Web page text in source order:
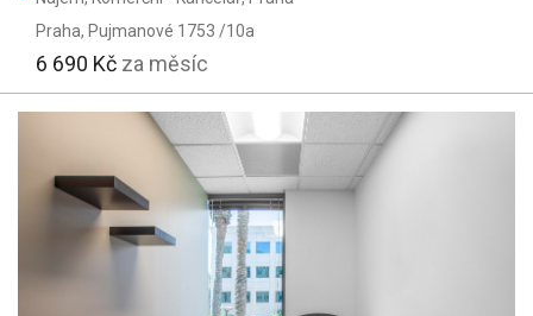
Praha, Pujmanové 1753 /10a
6 690 Kč za měsíc